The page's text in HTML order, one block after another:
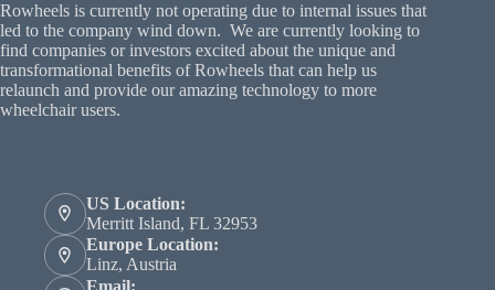
Rowheels is currently not operating due to internal issues that
led to the company wind down. We are currently looking to
find companies or investors excited about the unique and
transformational benefits of Rowheels that can help us
relaunch and provide our amazing technology to more
wheelchair users.
US Location:
Merritt Island, FL 32953
Europe Location:
Linz, Austria
Email: